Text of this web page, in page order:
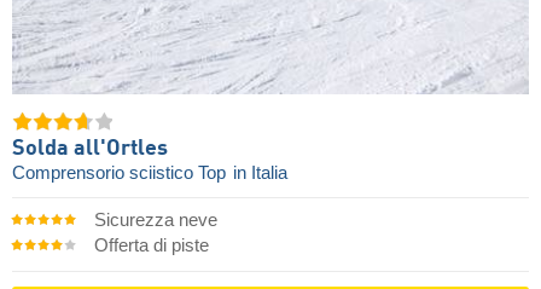
Solda all'Ortles
Comprensorio sciistico Top in Italia
Sicurezza neve
Offerta di piste